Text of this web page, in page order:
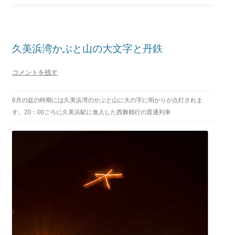
久美浜湾かぶと山の大文字と丹鉄
コメントを残す
8月の盆の時期には久美浜湾のかぶと山に大の字に明かりが点灯されま
す。20：00ごろに久美浜駅に進入した西舞鶴行の普通列車